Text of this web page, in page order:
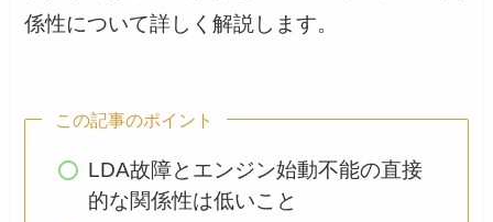
係性について詳しく解説します。
この記事のポイント
LDA故障とエンジン始動不能の直接
的な関係性は低いこと